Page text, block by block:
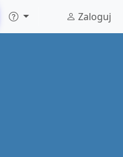
Zaloguj